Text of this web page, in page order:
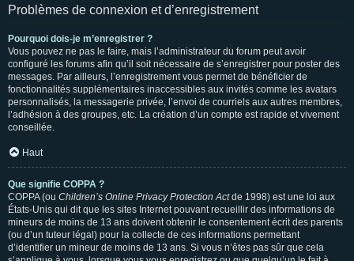
Problèmes de connexion et d’enregistrement
Pourquoi dois-je m’enregistrer ?
Vous pouvez ne pas le faire, mais l’administrateur du forum peut avoir
configuré les forums afin qu’il soit nécessaire de s’enregistrer pour poster des
messages. Par ailleurs, l’enregistrement vous permet de bénéficier de
fonctionnalités supplémentaires inaccessibles aux invités comme les avatars
personnalisés, la messagerie privée, l’envoi de courriels aux autres membres,
l’adhésion à des groupes, etc. La création d’un compte est rapide et vivement
conseillée.
Haut
Que signifie COPPA ?
COPPA (ou Children’s Online Privacy Protection Actde 1998) est une loi aux
États-Unis qui dit que les sites Internet pouvant recueillir des informations de
mineurs de moins de 13 ans doivent obtenir le consentement écrit des parents
(ou d’un tuteur légal) pour la collecte de ces informations permettant
d’identifier un mineur de moins de 13 ans. Si vous n’êtes pas sûr que cela